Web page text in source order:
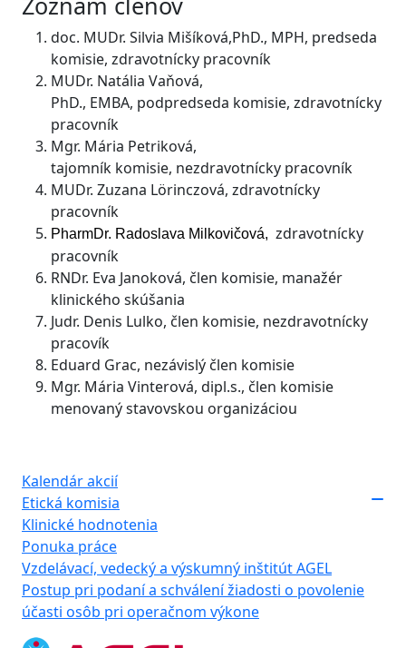
doc. MUDr. Silvia Mišíková,PhD., MPH, predseda
komisie, zdravotnícky pracovník
MUDr. Natália Vaňová,
PhD., EMBA, podpredseda komisie, zdravotnícky
pracovník
Mgr. Mária Petriková,
tajomník komisie, nezdravotnícky pracovník
MUDr. Zuzana Lörinczová, zdravotnícky
pracovník
PharmDr. Radoslava Milkovičová, zdravotnícky
pracovník
RNDr. Eva Janoková, člen komisie, manažér
klinického skúšania
Judr. Denis Lulko, člen komisie, nezdravotnícky
pracovík
Eduard Grac, nezávislý člen komisie
Mgr. Mária Vinterová, dipl.s., člen komisie
menovaný stavovskou organizáciou
Kalendár akcií
Etická komisia
Klinické hodnotenia
Ponuka práce
Vzdelávací, vedecký a výskumný inštitút AGEL
Postup pri podaní a schválení žiadosti o povolenie
účasti osôb pri operačnom výkone